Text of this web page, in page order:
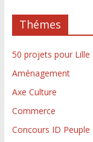
Thémes
50 projets pour Lille
Aménagement
Axe Culture
Commerce
Concours ID Peuple